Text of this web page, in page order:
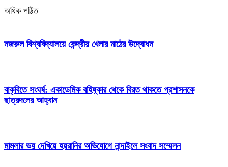
অধিক পঠিত
নজরুল বিশ্ববিদ্যালয়ে কেন্দ্রীয় খেলার মাঠের উদ্বোধন
বাকৃবিতে সংঘর্ষ: একাডেমিক বহিষ্কার থেকে বিরত থাকতে প্রশাসনকে
ছাত্রদলের আহ্বান
মামলার ভয় দেখিয়ে হয়রানির অভিযোগে নান্দাইলে সংবাদ সম্মেলন